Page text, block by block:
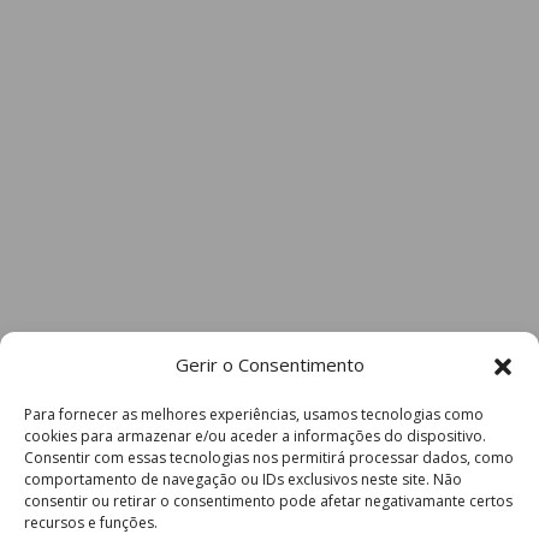
Gerir o Consentimento
Para fornecer as melhores experiências, usamos tecnologias como
cookies para armazenar e/ou aceder a informações do dispositivo.
Consentir com essas tecnologias nos permitirá processar dados, como
comportamento de navegação ou IDs exclusivos neste site. Não
consentir ou retirar o consentimento pode afetar negativamante certos
recursos e funções.